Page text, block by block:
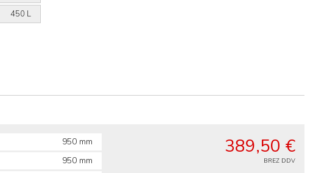
450 L
950 mm
950 mm
389,50 €
BREZ DDV